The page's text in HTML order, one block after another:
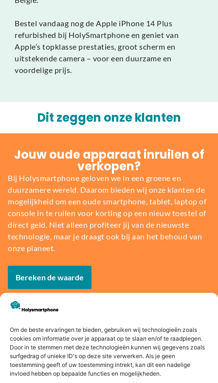
Om de beste ervaringen te bieden, gebruiken wij technologieën zoals
cookies om informatie over je apparaat op te slaan en/of te raadplegen.
Door in te stemmen met deze technologieën kunnen wij gegevens zoals
surfgedrag of unieke ID's op deze site verwerken. Als je geen
toestemming geeft of uw toestemming intrekt, kan dit een nadelige
invloed hebben op bepaalde functies en mogelijkheden.
Bestel vandaag nog de Apple iPhone 14 Plus
refurbished bij HolySmartphone en geniet van
Apple’s topklasse prestaties, groot scherm en
uitstekende camera – voor een duurzame en
voordelige prijs.
Dit zeggen onze klanten
Jouw oude apparaat inruilen of
verkopen?
Bij Holysmartphone geloven we in een groene en
duurzamere wereld. Daarom bieden wij onze klanten de
mogelijkheid om een oude smartphone, tablet, laptop of
console in te ruilen voor korting op een nieuw toestel of
direct geld. Niet alleen profiteer jij van de nieuwste
technologie, maar je draagt ook bij aan het behoud van
onze planeet.
Bereken de waarde
Voor
16:00
besteld,
morgen
14 dagen
bedenkte
rmijn
Fysieke
winkel
Webwink
el
keurmerk